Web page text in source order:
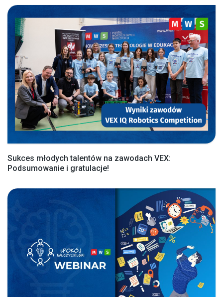
Sukces młodych talentów na zawodach VEX:
Podsumowanie i gratulacje!